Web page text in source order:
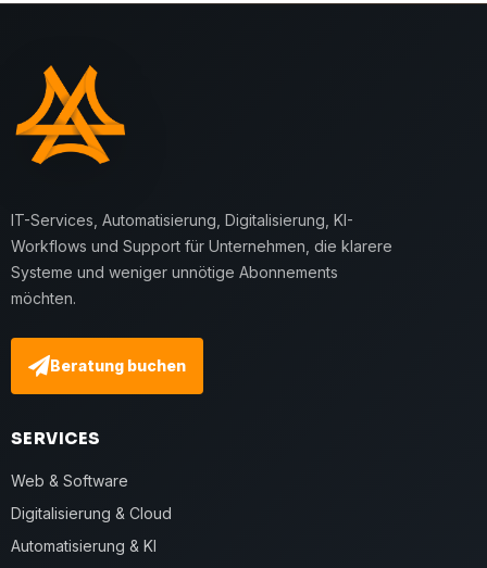
IT-Services, Automatisierung, Digitalisierung, KI-
Workflows und Support für Unternehmen, die klarere
Systeme und weniger unnötige Abonnements
möchten.
Beratung buchen
SERVICES
Web & Software
Digitalisierung & Cloud
Automatisierung & KI